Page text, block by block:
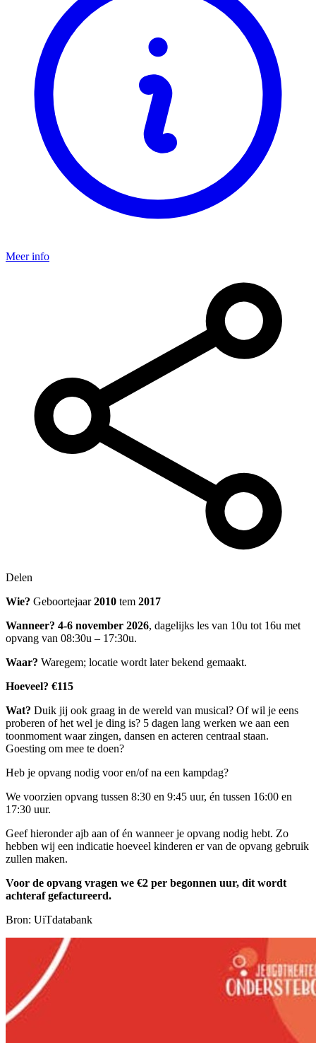
Meer info
Delen
Wie? Geboortejaar2010 tem 2017
Wanneer? 4-6 november 2026, dagelijks les van 10u tot 16u met
opvang van 08:30u – 17:30u.
Waar? Waregem; locatie wordt later bekend gemaakt.
Hoeveel? €115
Wat? Duik jij ook graag in de wereld van musical? Of wil je eens
proberen of het wel je ding is? 5 dagen lang werken we aan een
toonmoment waar zingen, dansen en acteren centraal staan.
Goesting om mee te doen?
Heb je opvang nodig voor en/of na een kampdag?
We voorzien opvang tussen 8:30 en 9:45 uur, én tussen 16:00 en
17:30 uur.
Geef hieronder ajb aan of én wanneer je opvang nodig hebt. Zo
hebben wij een indicatie hoeveel kinderen er van de opvang gebruik
zullen maken.
Voor de opvang vragen we €2 per begonnen uur, dit wordt
achteraf gefactureerd.
Bron: UiTdatabank